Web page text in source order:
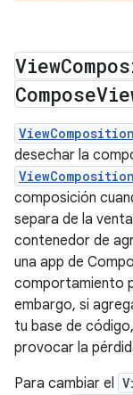
View
Compose
desechar la
composición
separa de la
contenedor de
una app de
comportamiento
embargo, si
tu base de
provocar la
Para cambiar el